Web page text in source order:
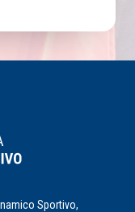
Sportivo,